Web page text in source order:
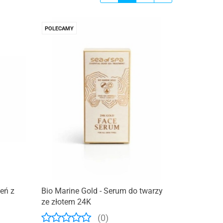
z
POLECAMY
Bio Marine Gold - Serum do twarzy
ze złotem 24K
(0)